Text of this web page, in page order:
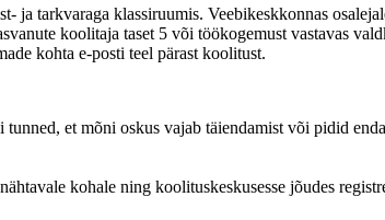
ja tarkvaraga klassiruumis. Veebikeskkonnas
koolitaja taset 5 või töökogemust vastavas
kohta e-posti teel pärast koolitust.
et mõni oskus vajab täiendamist või pidid
kohale ning koolituskeskusesse jõudes